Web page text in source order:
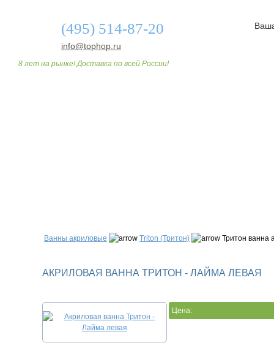
(495) 514-87-20
info@tophop.ru
8 лет на рынке! Доставка по всей России!
Ванны акриловые Triton (Тритон) Тритон ванна
АКРИЛОВАЯ ВАННА ТРИТОН - ЛАЙМА ЛЕВАЯ
Цена: